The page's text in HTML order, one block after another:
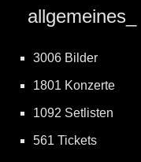
allgemeines_
3006 Bilder
1801 Konzerte
1092 Setlisten
561 Tickets